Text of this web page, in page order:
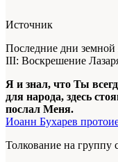
Источник
Последние дни
III: Воскрешение
Я и знал, что Ты
для народа, здесь
послал Меня.
Иоанн Бухарев
Толкование на группу